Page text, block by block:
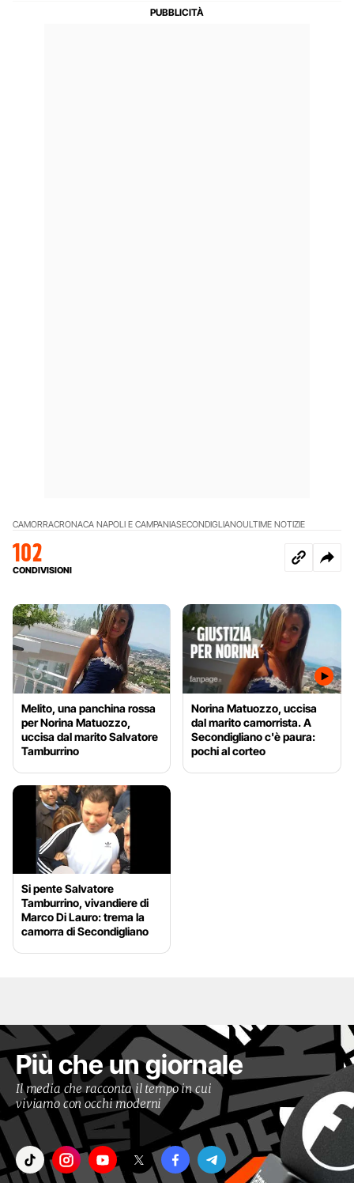
CAMORRACRONACA NAPOLI E CAMPANIASECONDIGLIANOULTIME NOTIZIE
102
CONDIVISIONI
Melito, una panchina rossa
per Norina Matuozzo,
uccisa dal marito Salvatore
Tamburrino
Norina Matuozzo, uccisa
dal marito camorrista. A
Secondigliano c'è paura:
pochi al corteo
Si pente Salvatore
Tamburrino, vivandiere di
Marco Di Lauro: trema la
camorra di Secondigliano
Più che un giornale
Il media che racconta il tempo in cui
viviamo con occhi moderni